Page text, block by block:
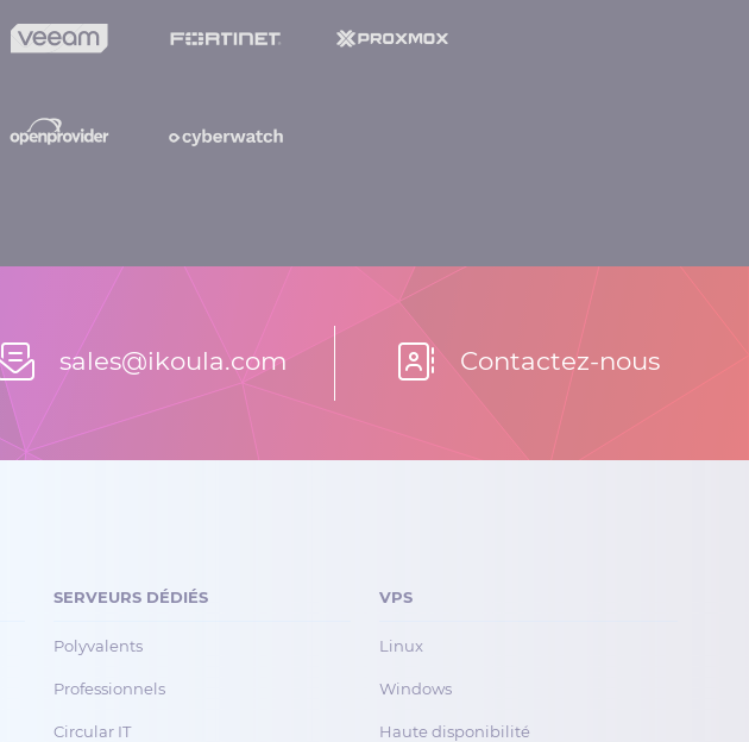
sales@ikoula.com Contactez-nous
SERVEURS DÉDIÉS
Polyvalents
Professionnels
Circular IT
VPS
Linux
Windows
Haute disponibilité